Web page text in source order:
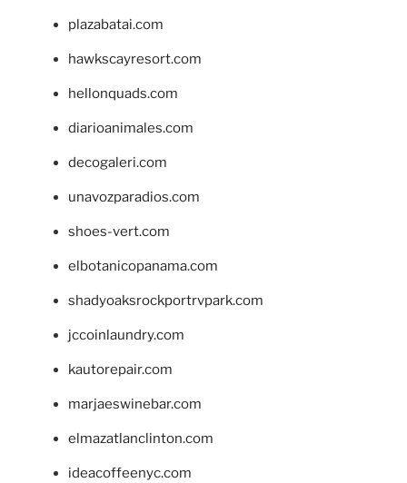
plazabatai.com
hawkscayresort.com
hellonquads.com
diarioanimales.com
decogaleri.com
unavozparadios.com
shoes-vert.com
elbotanicopanama.com
shadyoaksrockportrvpark.com
jccoinlaundry.com
kautorepair.com
marjaeswinebar.com
elmazatlanclinton.com
ideacoffeenyc.com